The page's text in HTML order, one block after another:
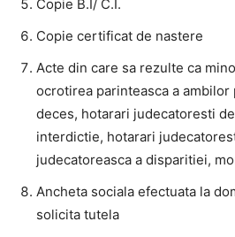
Copie B.I/ C.I.
Copie certificat de nastere
Acte din care sa rezulte ca
ocrotirea parinteasca a
deces, hotarari judecatoresti
interdictie, hotarari
judecatoreasca a disparitiei,
Ancheta sociala efectuata la
solicita tutela